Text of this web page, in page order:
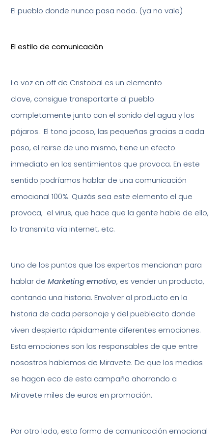
El pueblo donde nunca pasa nada. (ya no vale)
El estilo de comunicación
La voz en off de Cristobal es un elemento
clave, consigue transportarte al pueblo
completamente junto con el sonido del agua y los
pájaros. El tono jocoso, las pequeñas gracias a cada
paso, el reirse de uno mismo, tiene un efecto
inmediato en los sentimientos que provoca. En este
sentido podríamos hablar de una comunicación
emocional 100%. Quizás sea este elemento el que
provoca, el virus, que hace que la gente hable de ello,
lo transmita vía internet, etc.
Uno de los puntos que los expertos mencionan para
hablar deMarketing emotivo, es vender un producto,
contando una historia. Envolver al producto en la
historia de cada personaje y del pueblecito donde
viven despierta rápidamente diferentes emociones.
Esta emociones son las responsables de que entre
nosostros hablemos de Miravete. De que los medios
se hagan eco de esta campaña ahorrando a
Miravete miles de euros en promoción.
Por otro lado, esta forma de comunicación emocional